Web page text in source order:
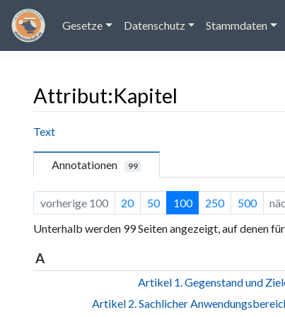
Gesetze Datenschutz Stammdaten
Attribut:Kapitel
Wechseln zu:
Text
Annotationen 99
vorherige 100 20 50 100 250 500
Unterhalb werden 99 Seiten angezeigt, auf denen
A
Artikel 1. Gegenstand und
Artikel 2. Sachlicher